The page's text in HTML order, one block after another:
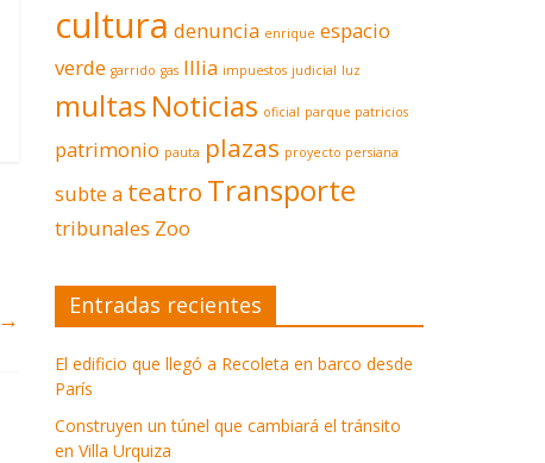
→
cultura denuncia enrique espacio
verde garrido gas Illia impuestos judicial luz
multas Noticias oficial parque patricios
patrimonio pauta plazas proyecto persiana
subte a teatro Transporte
tribunales Zoo
Entradas recientes
El edificio que llegó a Recoleta en barco desde
París
Construyen un túnel que cambiará el tránsito
en Villa Urquiza